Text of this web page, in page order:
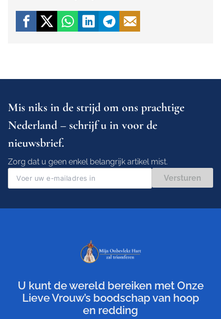
Mis niks in de strijd om ons prachtige
Nederland – schrijf u in voor de
nieuwsbrief.
Zorg dat u geen enkel belangrijk artikel mist.
Versturen
U kunt de wereld bereiken met Onze
Lieve Vrouw’s boodschap van hoop
en redding